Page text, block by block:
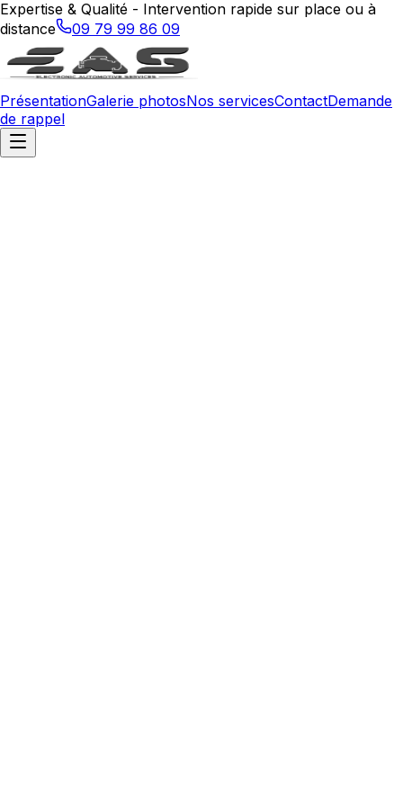
Expertise & Qualité - Intervention rapide sur place ou à
distance
09 79 99 86 09
PrésentationGalerie photosNos servicesContactDemande
de rappel